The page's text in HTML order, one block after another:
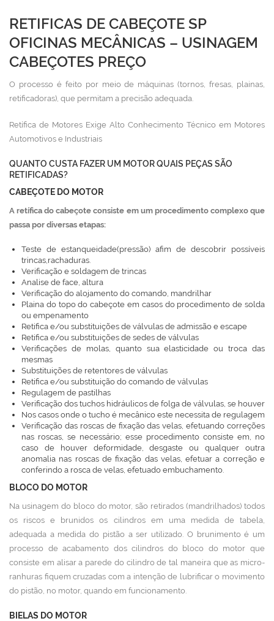
RETIFICAS DE CABEÇOTE SP
OFICINAS MECÂNICAS – USINAGEM
CABEÇOTES PREÇO
O processo é feito por meio de máquinas (tornos, fresas, plainas,
retificadoras), que permitam a precisão adequada.
Retífica de Motores Exige Alto Conhecimento Técnico em Motores
Automotivos e Industriais
QUANTO CUSTA FAZER UM MOTOR QUAIS PEÇAS SÃO
RETIFICADAS?
CABEÇOTE DO MOTOR
A retífica do cabeçote consiste em um procedimento complexo que
passa por diversas etapas:
Teste de estanqueidade(pressão) afim de descobrir possíveis
trincas,rachaduras.
Verificação e soldagem de trincas
Analise de face, altura
Verificação do alojamento do comando, mandrilhar
Plaina do topo do cabeçote em casos do procedimento de solda
ou empenamento
Retifica e/ou substituições de válvulas de admissão e escape
Retifica e/ou substituições de sedes de válvulas
Verificações de molas, quanto sua elasticidade ou troca das
mesmas
Substituições de retentores de válvulas
Retifica e/ou substituição do comando de válvulas
Regulagem de pastilhas
Verificação dos tuchos hidráulicos de folga de válvulas, se houver
Nos casos onde o tucho é mecânico este necessita de regulagem
Verificação das roscas de fixação das velas, efetuando correções
nas roscas, se necessário; esse procedimento consiste em, no
caso de houver deformidade, desgaste ou qualquer outra
anomalia nas roscas de fixação das velas, efetuar a correção e
conferindo a rosca de velas, efetuado embuchamento.
BLOCO DO MOTOR
Na usinagem do bloco do motor, são retirados (mandrilhados) todos
os riscos e brunidos os cilindros em uma medida de tabela,
adequada a medida do pistão a ser utilizado. O brunimento é um
processo de acabamento dos cilindros do bloco do motor que
consiste em alisar a parede do cilindro de tal maneira que as micro-
ranhuras fiquem cruzadas com a intenção de lubrificar o movimento
do pistão, no motor, quando em funcionamento.
BIELAS DO MOTOR